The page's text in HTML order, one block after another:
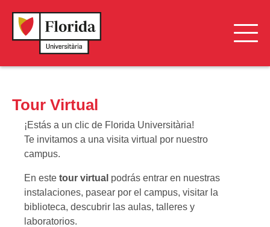
Alojamiento
Jornadas de Puertas Abiertas
Localización y Transporte
Ventajas
Tour Virtual
¡Estás a un clic de Florida Universitària!
Te invitamos a una visita virtual por nuestro
campus.
En este tour virtual podrás entrar en nuestras
instalaciones, pasear por el campus, visitar la
biblioteca, descubrir las aulas, talleres y
laboratorios.